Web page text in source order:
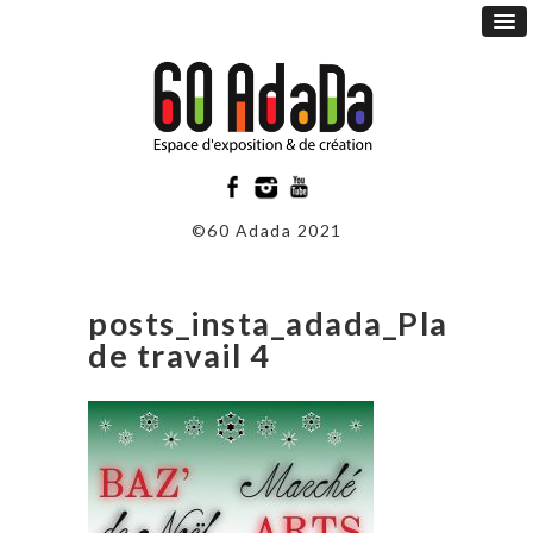
©60 Adada 2021
posts_insta_adada_Plan
de travail 4